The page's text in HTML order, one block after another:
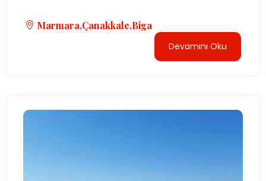
Marmara,Çanakkale,Biga
Devamını Oku